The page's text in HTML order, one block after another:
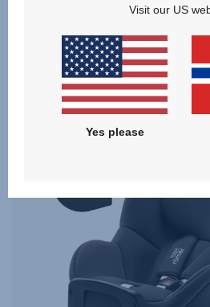
mulig måte, uansett hvor
*SICT -
Visit our US
Yes please